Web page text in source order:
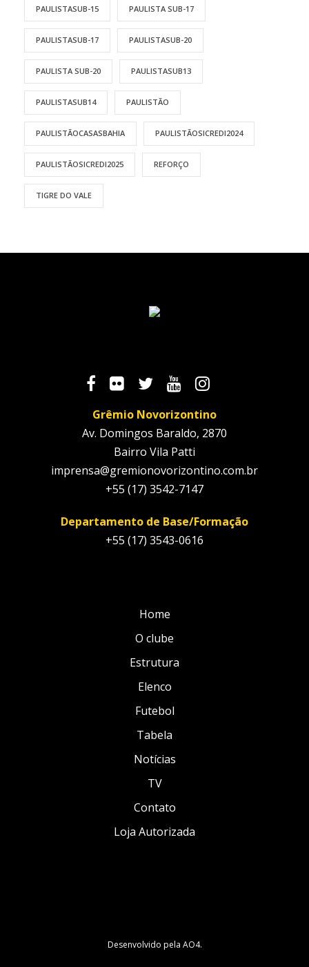
PAULISTASUB-15 PAULISTA SUB-17
PAULISTASUB-17 PAULISTASUB-20
PAULISTA SUB-20 PAULISTASUB13
PAULISTASUB14 PAULISTÃO
PAULISTÃOCASASBAHIA PAULISTÃOSICREDI2024
PAULISTÃOSICREDI2025 REFORÇO
TIGRE DO VALE
Grêmio Novorizontino
Av. Domingos Baraldo, 2870
Bairro Vila Patti
imprensa@gremionovorizontino.com.br
+55 (17) 3542-7147
Departamento de Base/Formação
+55 (17) 3543-0616
Home
O clube
Estrutura
Elenco
Futebol
Tabela
Notícias
TV
Contato
Loja Autorizada
Desenvolvido pela AO4.